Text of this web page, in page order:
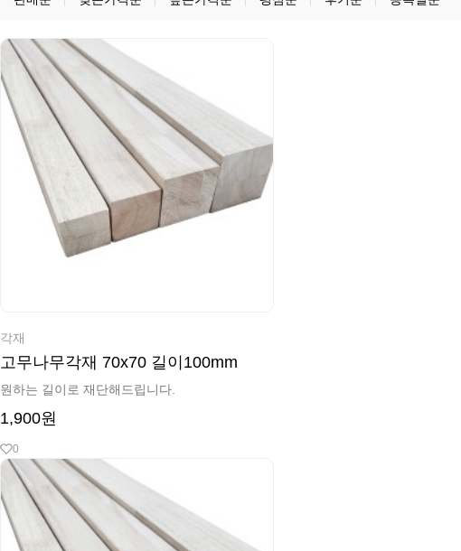
각재
고무나무각재 70x70 길이100mm
원하는 길이로 재단해드립니다.
1,900원
0